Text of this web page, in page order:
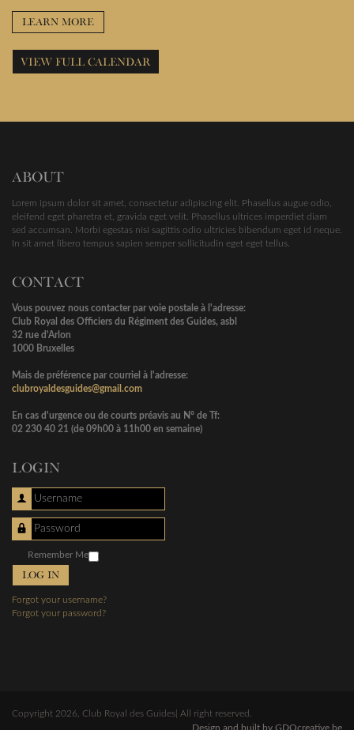
LEARN MORE
VIEW FULL CALENDAR
ABOUT
Lorem ipsum dolor sit amet, consectetur adipiscing elit. Phasellus augue odio,
eleifend eget pharetra et, gravida eget velit. Phasellus ultrices imperdiet diam
sed accumsan. Morbi egestas nisi sagittis odio ultricies bibendum eget id neque.
In sit amet libero tempus sapien semper sollicitudin eget eget tellus.
CONTACT
Vous pouvez nous contacter par voie postale à l'adresse:
Club Royal des Officiers du Régiment des Guides, asbl
32 rue d'Arlon
1000 Bruxelles
Mais de préférence par courriel à l'adresse:
clubroyaldesguides@gmail.com
En cas d'urgence ou de courts préavis au N° de Tf:
02 230 40 21 (de 09h00 à 11h00 en semaine)
LOGIN
Username
Password
Remember Me
LOG IN
Forgot your username?
Forgot your password?
Copyright 2026, Club Royal des Guides| All right reserved.
Design and built by GDOcreative.be